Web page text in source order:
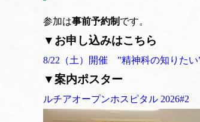
参加は事前予約制 です。
▼お申し込みはこちら
8/22（土）開催 ”精神科の知りたい
▼案内ポスター
ルチアオープンホスピタル 2026#2